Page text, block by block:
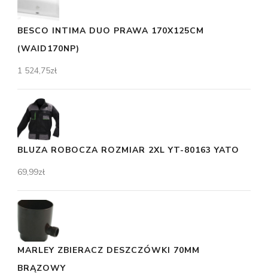
BESCO INTIMA DUO PRAWA 170X125CM
(WAID170NP)
1 524,75zł
BLUZA ROBOCZA ROZMIAR 2XL YT-80163 YATO
69,99zł
MARLEY ZBIERACZ DESZCZÓWKI 70MM
BRĄZOWY